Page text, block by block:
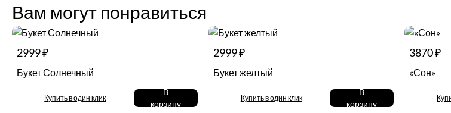
Вам могут понравиться
2999 ₽
Букет Солнечный
Купить в один клик
В
корзину
2999 ₽
Букет желтый
Купить в один клик
В
корзину
3870 ₽
«Сон»